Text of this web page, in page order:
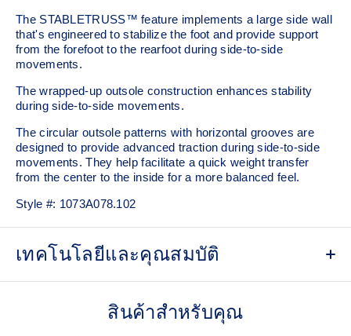
The STABLETRUSS™ feature implements a large side wall
that's engineered to stabilize the foot and provide support
from the forefoot to the rearfoot during side-to-side
movements.
The wrapped-up outsole construction enhances stability
during side-to-side movements.
The circular outsole patterns with horizontal grooves are
designed to provide advanced traction during side-to-side
movements. They help facilitate a quick weight transfer
from the center to the inside for a more balanced feel.
Style #: 1073A078.102
เทคโนโลยีและคุณสมบัติ
STABLETRUSS™ technology
สินค้าสำหรับคุณ